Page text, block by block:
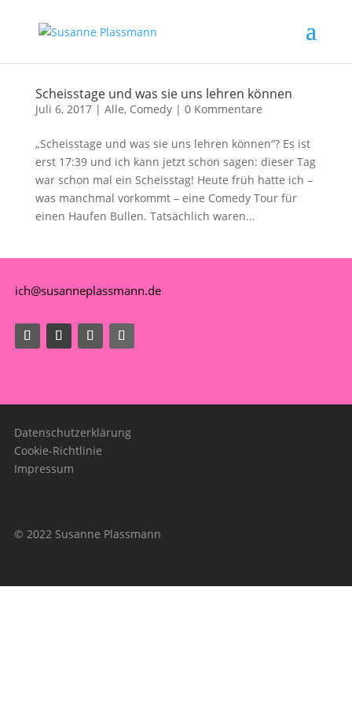
Scheisstage und was sie uns lehren können
Juli 6, 2017| Alle, Comedy| 0 Kommentare
„Scheisstage und was sie uns lehren können“? Es ist
erst 17:39 und ich kann jetzt schon sagen: dieser Tag
war schon mal ein Scheisstag! Heute früh hatte ich –
was manchmal vorkommt – eine Comedy Tour für
einen Haufen Bullen. Tatsächlich waren...
ich@susanneplassmann.de
Datenschutzerklärung
Cookie-Richtlinie
Impressum
© 2022 Susanne Plassmann